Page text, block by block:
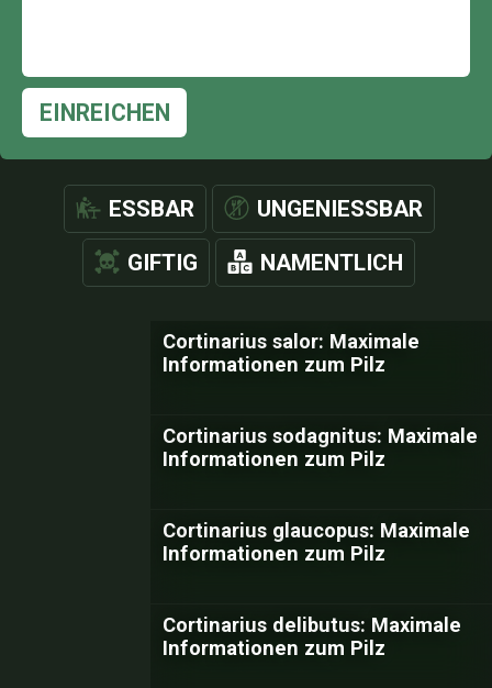
EINREICHEN
ESSBAR UNGENIESSBAR
GIFTIG NAMENTLICH
Cortinarius salor: Maximale
Informationen zum Pilz
Cortinarius sodagnitus: Maximale
Informationen zum Pilz
Cortinarius glaucopus: Maximale
Informationen zum Pilz
Cortinarius delibutus: Maximale
Informationen zum Pilz